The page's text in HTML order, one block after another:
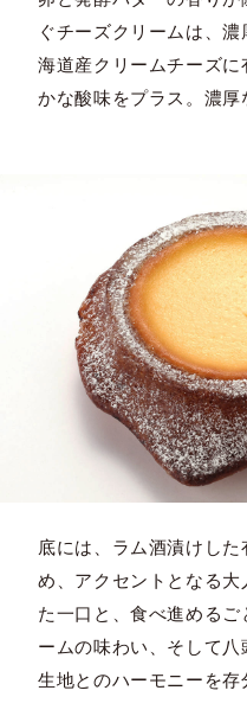
ぐチーズクリームは、
海道産クリームチーズ
かな酸味をプラス。濃厚
底には、ラム酒漬けし
め、アクセントとなる大
た一口と、食べ進めるご
ームの味わい、そして
生地とのハーモニーを存